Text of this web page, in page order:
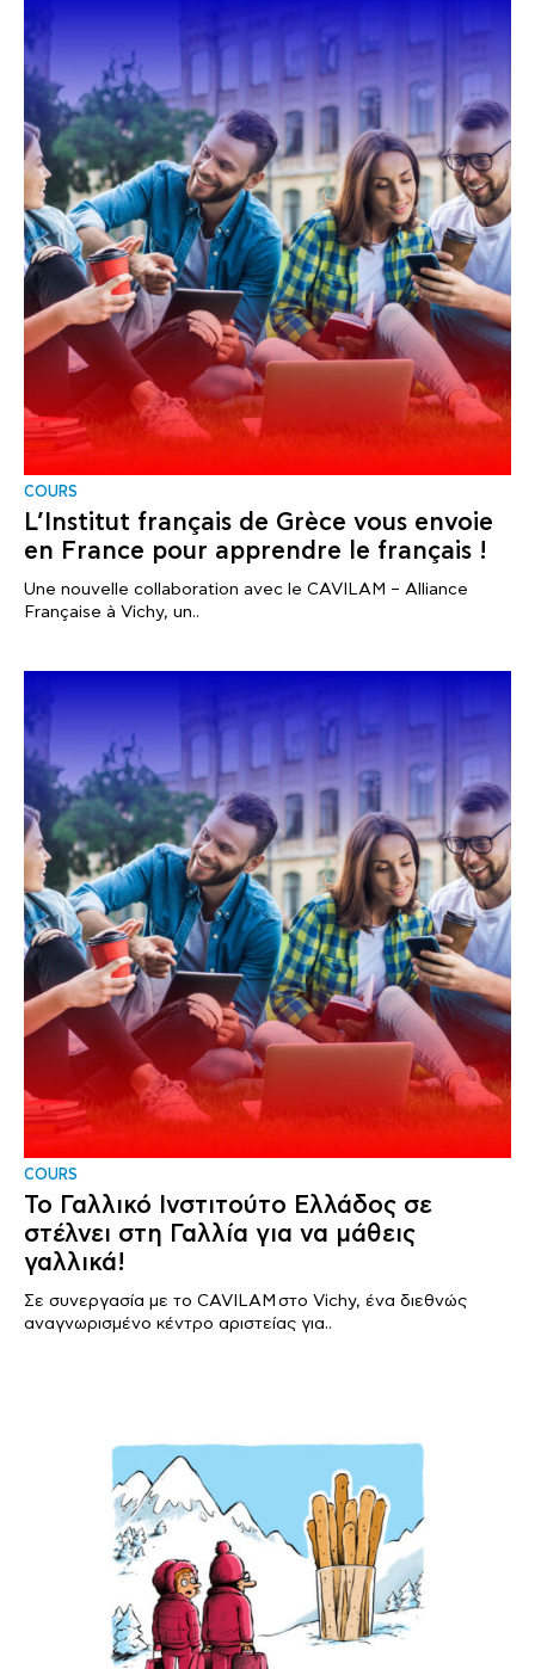
COURS
L’Institut français de Grèce vous envoie
en France pour apprendre le français !
Une nouvelle collaboration avec le CAVILAM – Alliance
Française à Vichy, un..
COURS
Το Γαλλικό Ινστιτούτο Ελλάδος σε
στέλνει στη Γαλλία για να μάθεις
γαλλικά!
Σε συνεργασία με το CAVILAM στο Vichy, ένα διεθνώς
αναγνωρισμένο κέντρο αριστείας για..